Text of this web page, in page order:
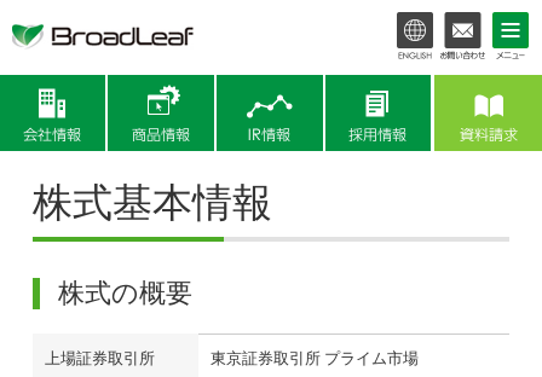
商品情報
株式基本情報
株式の概要
上場証券取引所 東京証券取引所 プライム市場